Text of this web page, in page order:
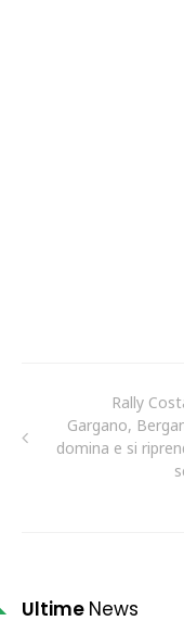
Rally
Gargano,
domina e si
Ultime News